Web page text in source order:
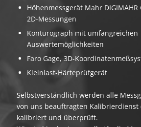
Höhenmessgerät Mahr
2D-Messungen
Konturograph mit umfangreichen
Auswertemöglichkeiten
Faro Gage, 3D-
Kleinlast-Härteprüfgerät
Selbstverständlich werden alle
von uns beauftragten Kalibrierdienst
kalibriert und überprüft.